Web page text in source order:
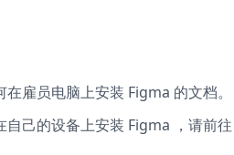
雇员电脑上安装 Figma 的文档。
己的设备上安装 Figma ，请前往